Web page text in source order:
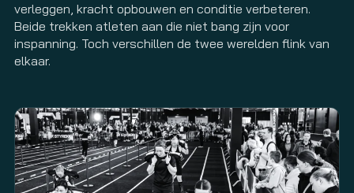
verleggen, kracht opbouwen en conditie verbeteren.
Beide trekken atleten aan die niet bang zijn voor
inspanning. Toch verschillen de twee werelden flink van
elkaar.